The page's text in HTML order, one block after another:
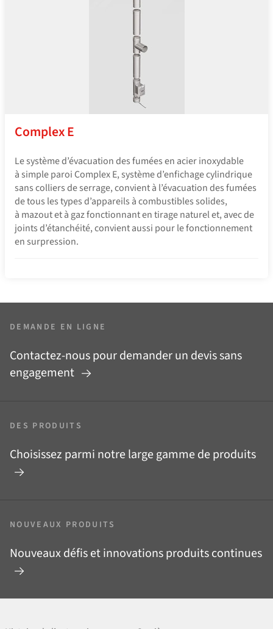
Complex E
Le système d’évacuation des fumées en acier inoxydable
à simple paroi Complex E, système d’enfichage cylindrique
sans colliers de serrage, convient à l’évacuation des fumées
de tous les types d’appareils à combustibles solides,
à mazout et à gaz fonctionnant en tirage naturel et, avec de
joints d’étanchéité, convient aussi pour le fonctionnement
en surpression.
DEMANDE EN LIGNE
Contactez-nous pour demander un devis sans
engagement
DES PRODUITS
Choisissez parmi notre large gamme de produits
NOUVEAUX PRODUITS
Nouveaux défis et innovations produits continues